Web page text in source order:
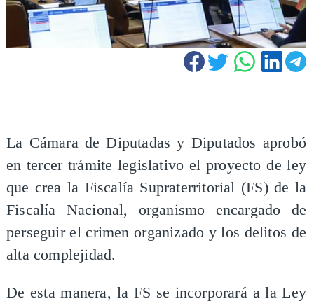
La Cámara de Diputadas y Diputados aprobó
en tercer trámite legislativo el proyecto de ley
que crea la Fiscalía Supraterritorial (FS) de la
Fiscalía Nacional, organismo encargado de
perseguir el crimen organizado y los delitos de
alta complejidad.
De esta manera, la FS se incorporará a la Ley